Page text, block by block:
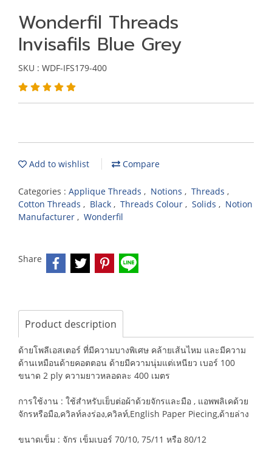
Wonderfil Threads
Invisafils Blue Grey
SKU : WDF-IFS179-400
Add to wishlist Compare
Categories : Applique Threads , Notions , Threads ,
Cotton Threads , Black , Threads Colour , Solids , Notion
Manufacturer , Wonderfil
Share
Product description
ด้ายโพลีเอสเตอร์ ที่มีความบางพิเศษ คล้ายเส้นไหม และมีความ
ด้านเหมือนด้ายคอตตอน ด้ายมีความนุ่มแต่เหนียว เบอร์ 100
ขนาด 2 ply ความยาวหลอดละ 400 เมตร
การใช้งาน : ใช้สำหรับเย็บต่อผ้าด้วยจักรและมือ , แอพพลิเคด้วย
จักรหรือมือ,ควิลท์ลงร่อง,ควิลท์,English Paper Piecing,ด้ายล่าง
ขนาดเข็ม : จักร เข็มเบอร์ 70/10, 75/11 หรือ 80/12